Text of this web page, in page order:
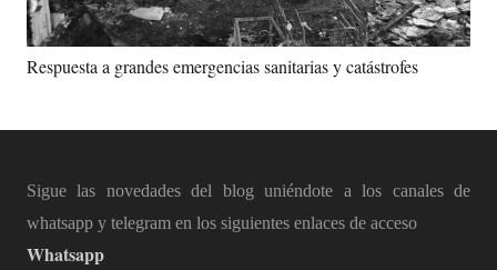
Respuesta a grandes emergencias sanitarias y catástrofes
Sigue las novedades del blog uniéndote a los canales de
whatsapp y telegram en los siguientes enlaces de acceso
Whatsapp